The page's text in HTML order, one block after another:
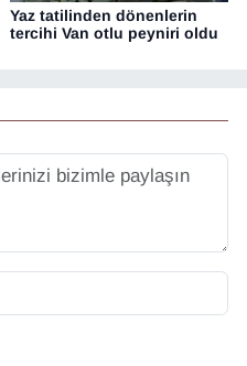
Yaz tatilinden dönenlerin
tercihi Van otlu peyniri oldu